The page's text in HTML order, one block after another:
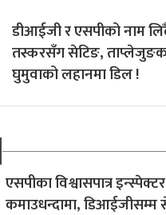
डीआईजी र एसपीको नाम
तस्करसँग सेटिङ,
घुमुवाको लहानमा डिल !
एसपीका विश्वासपात्र
कमाउधन्दामा, डिआईजीसम्म